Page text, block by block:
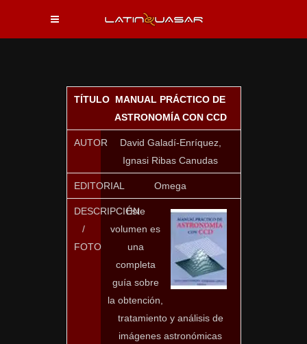
TÍTULO MANUAL PRÁCTICO DE
ASTRONOMÍA CON CCD
AUTOR
David Galadí-Enríquez,
Ignasi Ribas Canudas
EDITORIAL Omega
DESCRIPCIÓN
/
FOTO
Este
volumen es
una
completa
guía sobre
la obtención,
tratamiento y análisis de
imágenes astronómicas